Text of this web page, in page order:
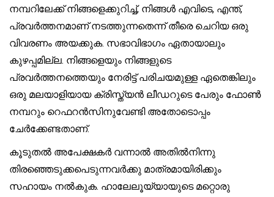
നമ്പറിലേക്ക് നിങ്ങളെക്കുറിച്ച്, നിങ്ങൾ എവിടെ, എന്ത്,
പ്രവർത്തനമാണ് നടത്തുന്നതെന്ന് തീരെ ചെറിയ ഒരു
വിവരണം അയക്കുക. സഭാവിഭാഗം ഏതായാലും
കുഴപ്പമില്ല. നിങ്ങളെയും നിങ്ങളുടെ
പ്രവർത്തനത്തെയും നേരിട്ട് പരിചയമുള്ള ഏതെങ്കിലും
ഒരു മലയാളിയായ ക്രിസ്ത്യൻ ലീഡറുടെ പേരും ഫോൺ
നമ്പറും റെഫറൻസിനുവേണ്ടി അതോടൊപ്പം
ചേർക്കേണ്ടതാണ്.
കൂടുതൽ അപേക്ഷകർ വന്നാൽ അതിൽനിന്നു
തിരഞ്ഞെടുക്കപെടുന്നവർക്കു മാത്രമായിരിക്കും
സഹായം നൽകുക. ഹാലേലൂയ്യായുടെ മറ്റൊരു